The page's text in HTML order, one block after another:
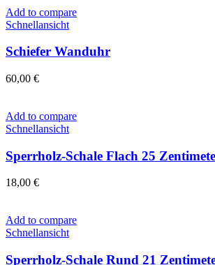
Add to compare
Schnellansicht
Schiefer Wanduhr
60,00 €
Add to compare
Schnellansicht
Sperrholz-Schale Flach 25
18,00 €
Add to compare
Schnellansicht
Sperrholz-Schale Rund 21